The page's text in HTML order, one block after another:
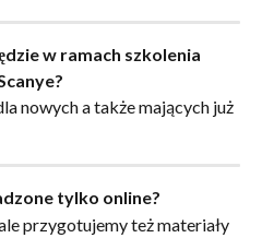
w ramach szkolenia
nowych a także mających już
tylko online?
przygotujemy też materiały